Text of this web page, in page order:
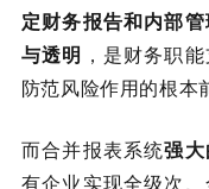
定财务报告和内部
与透明
，是财务职
防范风险作用的根本
而合并报表系统强大
有企业实现全级次、